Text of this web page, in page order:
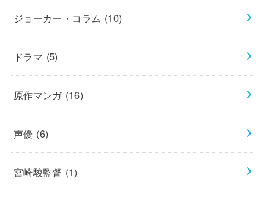
ジョーカー・コラム (10)
ドラマ (5)
原作マンガ (16)
声優 (6)
宮崎駿監督 (1)